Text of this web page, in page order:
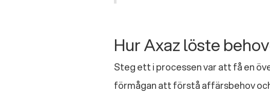
Hur Axaz löste
Steg ett i processen var att få en
förmågan att förstå affärsbehov